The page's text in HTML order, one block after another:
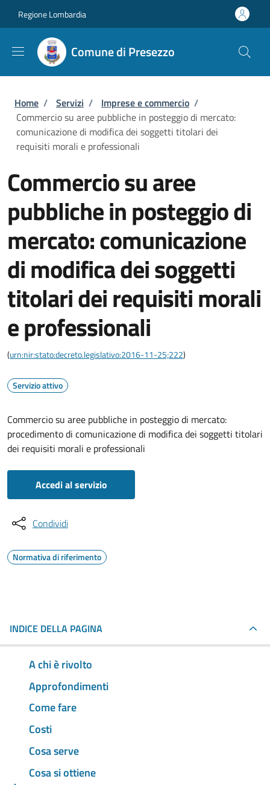
Regione Lombardia
Comune di Presezzo
Briciole di pane
Home / Servizi / Imprese e commercio /
Commercio su aree pubbliche in posteggio di mercato:
comunicazione di modifica dei soggetti titolari dei
requisiti morali e professionali
Commercio su aree
pubbliche in posteggio di
mercato: comunicazione
di modifica dei soggetti
titolari dei requisiti morali
e professionali
(urn:nir:stato:decreto.legislativo:2016-11-25;222)
Servizio attivo
Commercio su aree pubbliche in posteggio di mercato:
procedimento di comunicazione di modifica dei soggetti titolari
dei requisiti morali e professionali
Accedi al servizio
Condividi
Normativa di riferimento
INDICE DELLA PAGINA
A chi è rivolto
Approfondimenti
Come fare
Costi
Cosa serve
Cosa si ottiene